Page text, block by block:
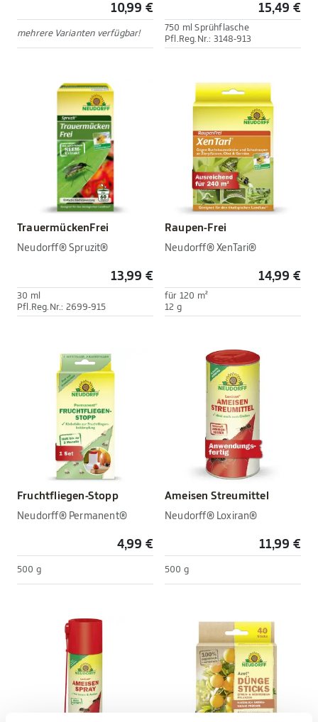
10,99 €
mehrere Varianten verfügbar!
15,49 €
750 ml Sprühflasche
Pfl.Reg.Nr.: 3148-913
TrauermückenFrei
Neudorff® Spruzit®
13,99 €
30 ml
Pfl.Reg.Nr.: 2699-915
Raupen-Frei
Neudorff® XenTari®
14,99 €
für 120 m²
12 g
Fruchtfliegen-Stopp
Neudorff® Permanent®
4,99 €
500 g
Ameisen Streumittel
Neudorff® Loxiran®
11,99 €
500 g